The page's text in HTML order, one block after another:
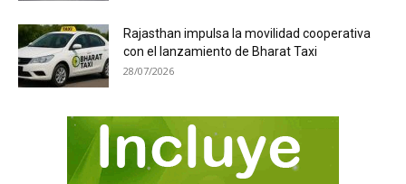
Rajasthan impulsa la movilidad cooperativa
con el lanzamiento de Bharat Taxi
28/07/2026